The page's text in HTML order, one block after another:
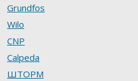
Grundfos
Wilo
CNP
Calpeda
ШТОРМ